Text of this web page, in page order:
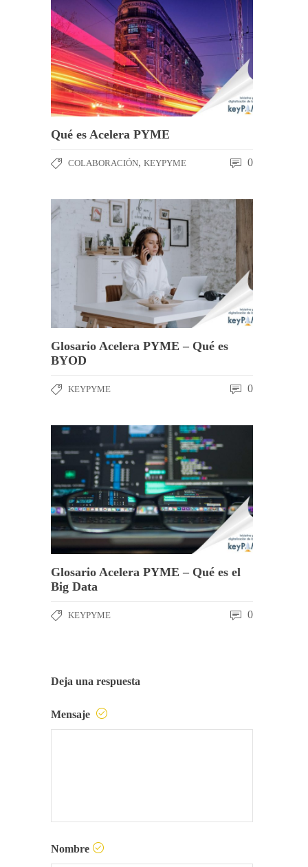
Qué es Acelera PYME
COLABORACIÓN, KEYPYME 0
Glosario Acelera PYME – Qué es
BYOD
KEYPYME 0
Glosario Acelera PYME – Qué es el
Big Data
KEYPYME 0
Deja una respuesta
Mensaje
Nombre